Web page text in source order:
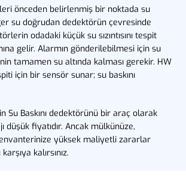
önceden belirlenmiş bir noktada su
su doğrudan dedektörün çevresinde
odadaki küçük su sızıntısını tespit
gelir. Alarmın gönderilebilmesi için su
tamamen su altında kalması gerekir. HW
için bir sensör sunar; su baskını
Su Baskını dedektörünü bir araç olarak
düşük fiyatıdır. Ancak mülkünüze,
envanterinize yüksek maliyetli zararlar
kalırsınız.